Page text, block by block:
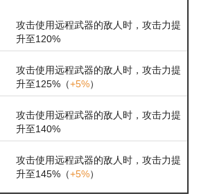
攻击使用远程武器的敌人时，攻击力提
升至120%
攻击使用远程武器的敌人时，攻击力提
升至125%（+5%）
攻击使用远程武器的敌人时，攻击力提
升至140%
攻击使用远程武器的敌人时，攻击力提
升至145%（+5%）